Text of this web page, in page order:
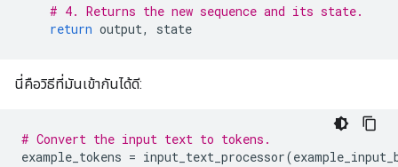
# 4. Returns the new sequence and its state.
return output, state
นี่คือวิธีที่มันเข้ากันได้ดี:
# Convert the input text to tokens.
example_tokens = input_text_processor(